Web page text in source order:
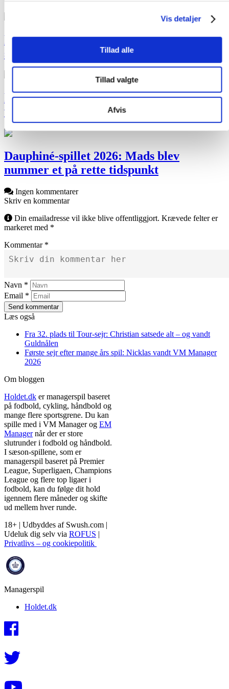
Vis detaljer
Tillad alle
Tillad valgte
Afvis
Fra 32. plads til Tour-sejr: Christian
satsede alt – og vandt Guldnålen
Første sejr efter mange års spil: Nicklas
vandt VM Manager 2026
Dauphiné-spillet 2026: Mads blev
nummer et på rette tidspunkt
Ingen kommentarer
Skriv en kommentar
Din emailadresse vil ikke blive offentliggjort. Krævede felter er
markeret med *
Kommentar *
Navn *
Email *
Send kommentar
Læs også
Fra 32. plads til Tour-sejr: Christian satsede alt – og vandt
Guldnålen
Første sejr efter mange års spil: Nicklas vandt VM Manager
2026
Om bloggen
Holdet.dk er managerspil baseret
på fodbold, cykling, håndbold og
mange flere sportsgrene. Du kan
spille med i VM Manager og EM
Managernår der er store
slutrunder i fodbold og håndbold.
I sæson-spillene, som er
managerspil baseret på Premier
League, Superligaen, Champions
League og flere top ligaer i
fodbold, kan du følge dit hold
igennem flere måneder og skifte
ud mellem hver runde.
18+ | Udbyddes af Swush.com |
Udeluk dig selv via ROFUS |
Privatlivs – og cookiepolitik
Managerspil
Holdet.dk